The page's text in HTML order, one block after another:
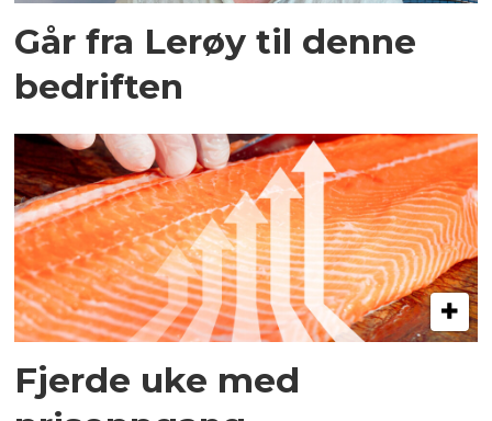
Går fra Lerøy til denne
bedriften
Fjerde uke med